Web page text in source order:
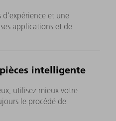
d'expérience et une
applications et de
intelligente
utilisez mieux votre
le procédé de